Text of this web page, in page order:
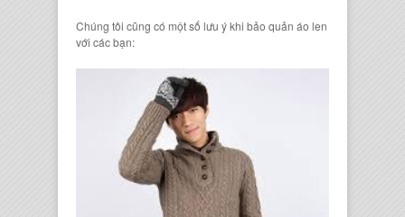
Chúng tôi cũng có một số lưu ý khi bảo quản áo len
với các bạn: